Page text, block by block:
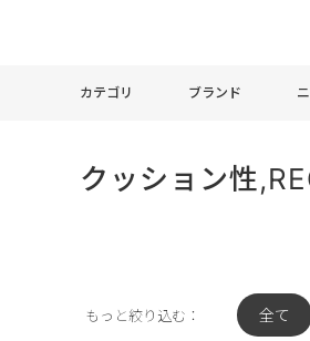
カテゴリ ブランド
クッション性
もっと絞り込む： 全て